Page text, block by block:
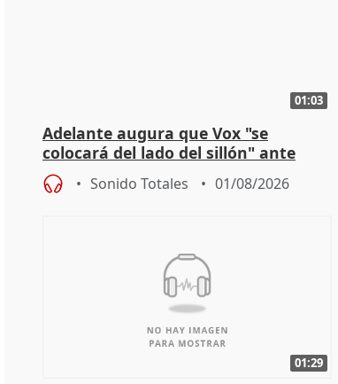
01:03
Adelante augura que Vox "se
colocará del lado del sillón" ante
iniciativas de la oposición
Sonido Totales 01/08/2026
01:29